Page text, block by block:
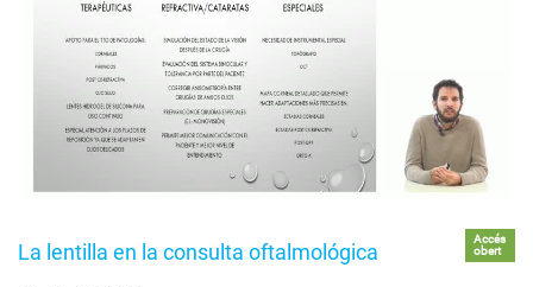
La lentilla en la consulta oftalmológica
Accés
obert